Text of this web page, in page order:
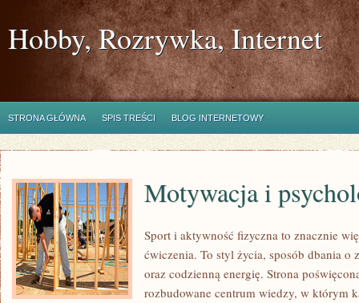
Hobby, Rozrywka, Internet
STRONA GŁÓWNA SPIS TREŚCI BLOG INTERNETOWY
Motywacja i
Sport i aktywność fizyczna to znacznie
ćwiczenia. To styl życia, sposób dbania o
oraz codzienną energię. Strona
rozbudowane centrum wiedzy, w którym